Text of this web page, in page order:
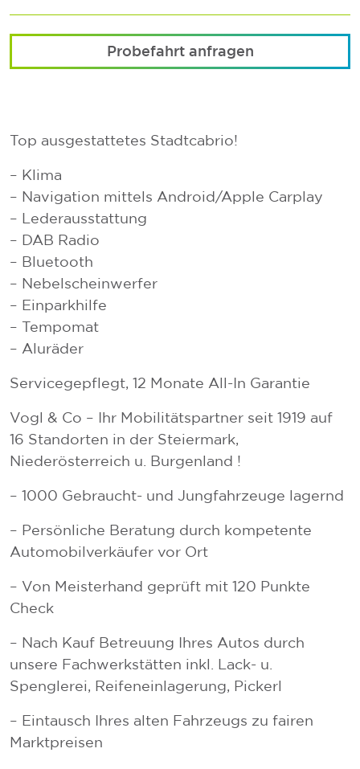
Probefahrt anfragen
Top ausgestattetes Stadtcabrio!
– Klima
– Navigation mittels Android/Apple Carplay
– Lederausstattung
– DAB Radio
– Bluetooth
– Nebelscheinwerfer
– Einparkhilfe
– Tempomat
– Aluräder
Servicegepflegt, 12 Monate All-In Garantie
Vogl & Co – Ihr Mobilitätspartner seit 1919 auf
16 Standorten in der Steiermark,
Niederösterreich u. Burgenland !
– 1000 Gebraucht- und Jungfahrzeuge lagernd
– Persönliche Beratung durch kompetente
Automobilverkäufer vor Ort
– Von Meisterhand geprüft mit 120 Punkte
Check
– Nach Kauf Betreuung Ihres Autos durch
unsere Fachwerkstätten inkl. Lack- u.
Spenglerei, Reifeneinlagerung, Pickerl
– Eintausch Ihres alten Fahrzeugs zu fairen
Marktpreisen